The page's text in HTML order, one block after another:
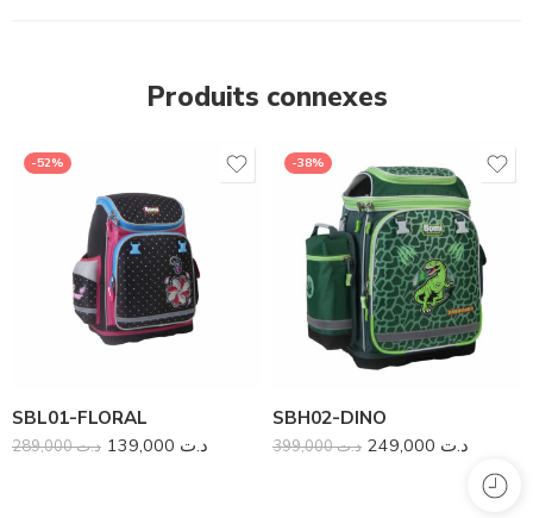
Produits connexes
-52%
SBL01-FLORAL
د.ت289,000 د.ت
-38%
SBH02-DINO
د.ت399,000 د.ت